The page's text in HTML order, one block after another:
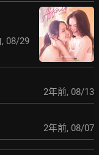
, 08/29
2年前, 08/13
2年前, 08/07